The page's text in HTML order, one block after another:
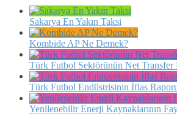
Sakarya En Yakın Taksi
Kombide AP Ne Demek?
Türk Futbol Sektörünün Net Transfer
Türk Futbol Endüstrisinin İflas
Yenilenebilir Enerji Kaynaklarının